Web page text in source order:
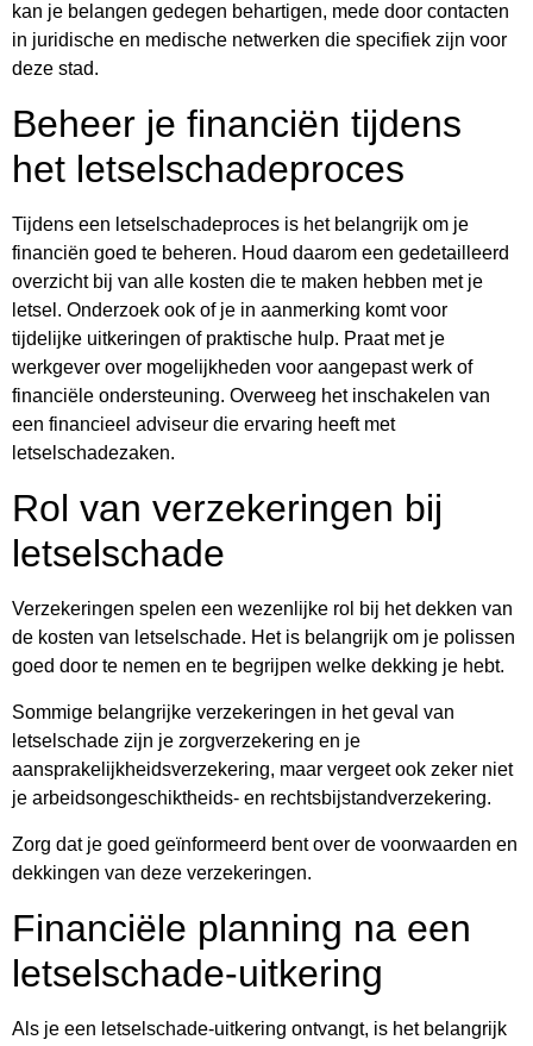
kan je belangen gedegen behartigen, mede door contacten
in juridische en medische netwerken die specifiek zijn voor
deze stad.
Beheer je financiën tijdens
het letselschadeproces
Tijdens een letselschadeproces is het belangrijk om je
financiën goed te beheren. Houd daarom een gedetailleerd
overzicht bij van alle kosten die te maken hebben met je
letsel. Onderzoek ook of je in aanmerking komt voor
tijdelijke uitkeringen of praktische hulp. Praat met je
werkgever over mogelijkheden voor aangepast werk of
financiële ondersteuning. Overweeg het inschakelen van
een financieel adviseur die ervaring heeft met
letselschadezaken.
Rol van verzekeringen bij
letselschade
Verzekeringen spelen een wezenlijke rol bij het dekken van
de kosten van letselschade. Het is belangrijk om je polissen
goed door te nemen en te begrijpen welke dekking je hebt.
Sommige belangrijke verzekeringen in het geval van
letselschade zijn je zorgverzekering en je
aansprakelijkheidsverzekering, maar vergeet ook zeker niet
je arbeidsongeschiktheids- en rechtsbijstandverzekering.
Zorg dat je goed geïnformeerd bent over de voorwaarden en
dekkingen van deze verzekeringen.
Financiële planning na een
letselschade-uitkering
Als je een letselschade-uitkering ontvangt, is het belangrijk